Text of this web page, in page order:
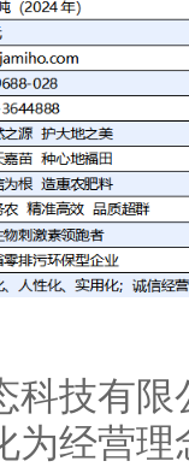
技有限
为经营